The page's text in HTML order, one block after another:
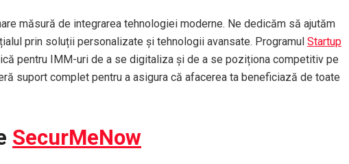
măsură de integrarea tehnologiei moderne. Ne dedicăm să ajutăm
prin soluții personalizate și tehnologii avansate. Programul Startup
pentru IMM-uri de a se digitaliza și de a se poziționa competitiv pe
suport complet pentru a asigura că afacerea ta beneficiază de toate
SecurMeNow